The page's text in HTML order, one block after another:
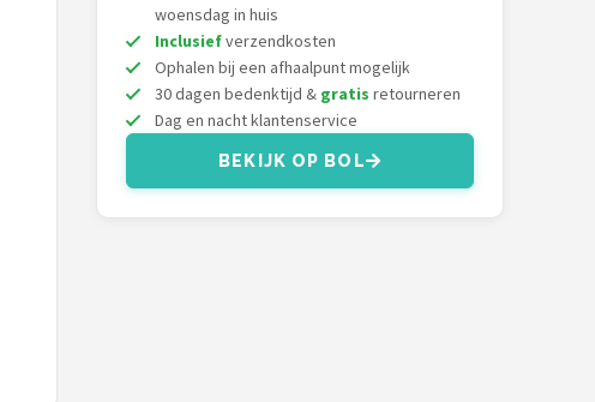
woensdag in huis
Inclusiefverzendkosten
Ophalen bij een afhaalpunt mogelijk
30 dagen bedenktijd & gratis retourneren
Dag en nacht klantenservice
BEKIJK OP BOL